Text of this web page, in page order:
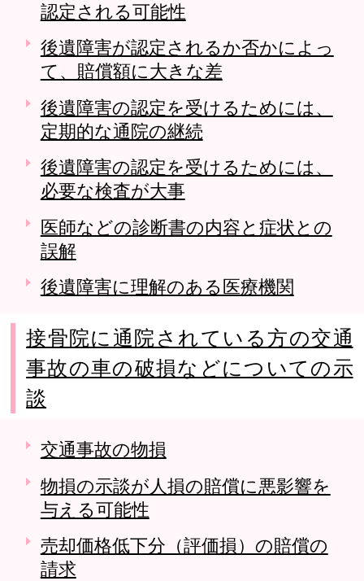
認定される可能性
後遺障害が認定されるか否かによっ
て、賠償額に大きな差
後遺障害の認定を受けるためには、
定期的な通院の継続
後遺障害の認定を受けるためには、
必要な検査が大事
医師などの診断書の内容と症状との
誤解
後遺障害に理解のある医療機関
接骨院に通院されている方の交通
事故の車の破損などについての示
談
交通事故の物損
物損の示談が人損の賠償に悪影響を
与える可能性
売却価格低下分（評価損）の賠償の
請求